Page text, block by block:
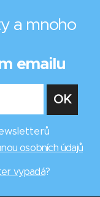
a mnoho
emailu
osobních údajů
vypadá?